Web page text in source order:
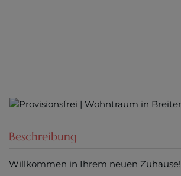
Beschreibung
Willkommen in Ihrem neuen Zuhause!